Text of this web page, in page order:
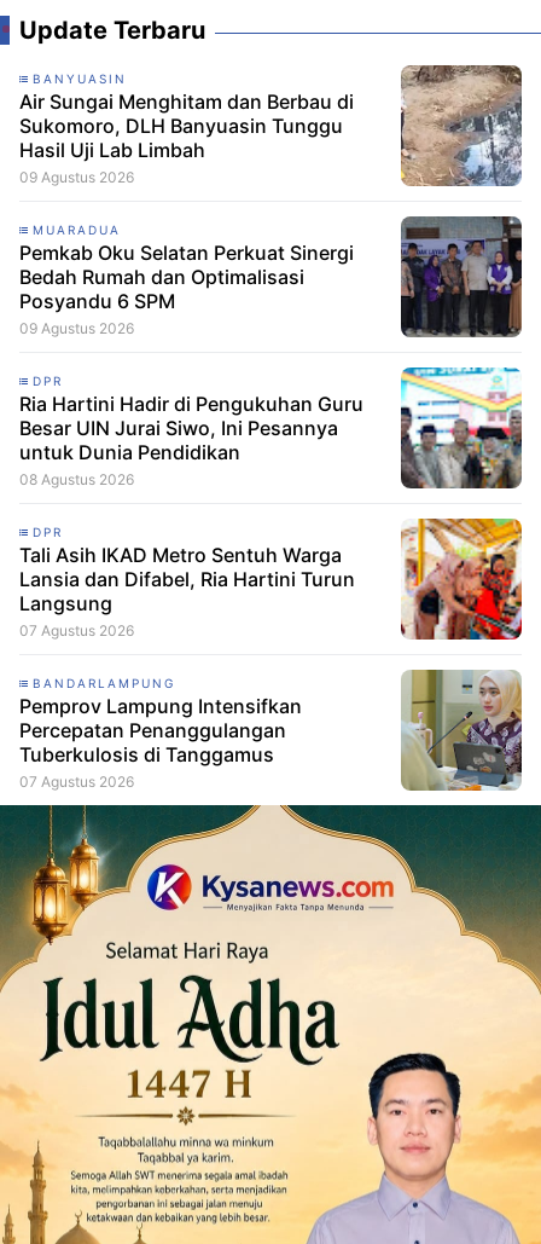
Update Terbaru
BANYUASIN
Air Sungai Menghitam dan Berbau di
Sukomoro, DLH Banyuasin Tunggu
Hasil Uji Lab Limbah
09 Agustus 2026
MUARADUA
Pemkab Oku Selatan Perkuat Sinergi
Bedah Rumah dan Optimalisasi
Posyandu 6 SPM
09 Agustus 2026
DPR
Ria Hartini Hadir di Pengukuhan Guru
Besar UIN Jurai Siwo, Ini Pesannya
untuk Dunia Pendidikan
08 Agustus 2026
DPR
Tali Asih IKAD Metro Sentuh Warga
Lansia dan Difabel, Ria Hartini Turun
Langsung
07 Agustus 2026
BANDARLAMPUNG
Pemprov Lampung Intensifkan
Percepatan Penanggulangan
Tuberkulosis di Tanggamus
07 Agustus 2026